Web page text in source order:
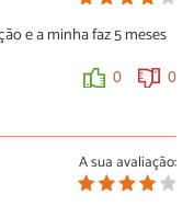
e a minha faz 5 meses
0 0
A sua avaliação: